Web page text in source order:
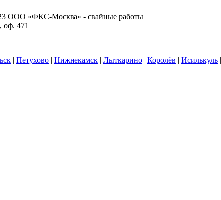
ООО «ФКС-Москва» - свайные работы
оф. 471
| Петухово | Нижнекамск | Лыткарино | Королёв | Исилькуль |